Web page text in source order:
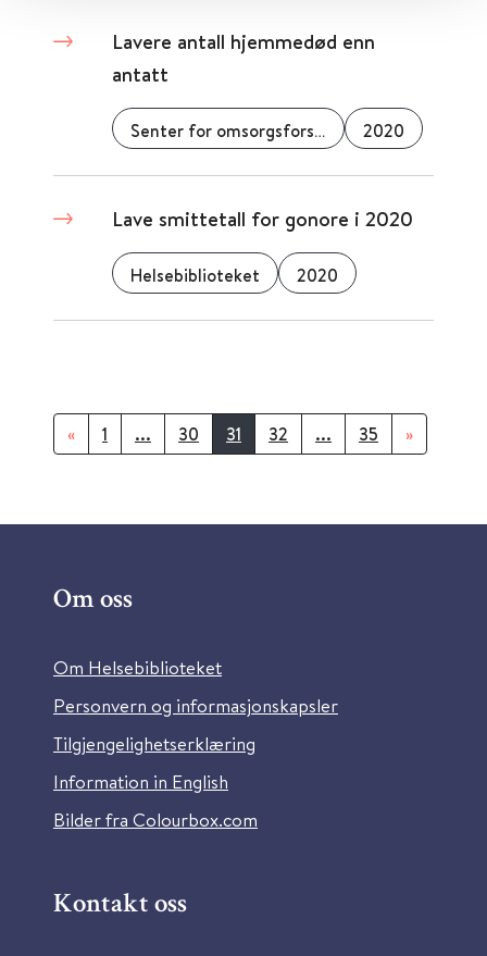
Lavere antall hjemmedød enn
antatt
Senter for omsorgsforskning 2020
Lave smittetall for gonore i 2020
Helsebiblioteket 2020
« 1 ... 30 31 32 ... 35 »
Om oss
Om Helsebiblioteket
Personvern og informasjonskapsler
Tilgjengelighetserklæring
Information in English
Bilder fra Colourbox.com
Kontakt oss